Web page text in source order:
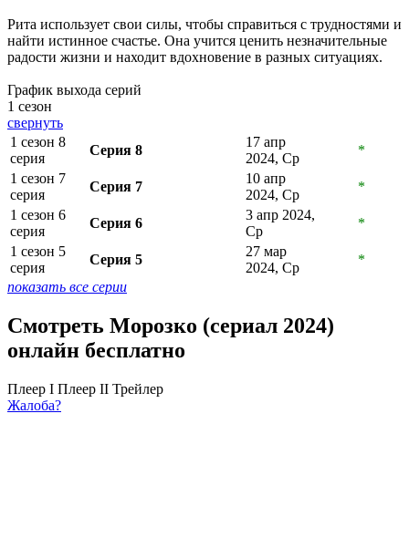
Рита использует свои силы, чтобы справиться с трудностями и
найти истинное счастье. Она учится ценить незначительные
радости жизни и находит вдохновение в разных ситуациях.
График выхода серий
1 сезон
свернуть
1 сезон 8
серия
Серия 8
17 апр
2024, Ср
*
1 сезон 7
серия
Серия 7
10 апр
2024, Ср
*
1 сезон 6
серия
Серия 6
3 апр 2024,
Ср
*
1 сезон 5
серия
Серия 5
27 мар
2024, Ср
*
показать все серии
Смотреть Морозко (сериал 2024)
онлайн бесплатно
Плеер I Плеер II Трейлер
Жалоба?